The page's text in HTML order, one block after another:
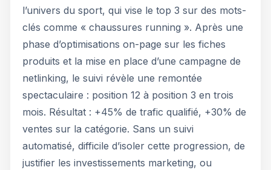
l’univers du sport, qui vise le top 3 sur des mots-
clés comme « chaussures running ». Après une
phase d’optimisations on-page sur les fiches
produits et la mise en place d’une campagne de
netlinking, le suivi révèle une remontée
spectaculaire : position 12 à position 3 en trois
mois. Résultat : +45% de trafic qualifié, +30% de
ventes sur la catégorie. Sans un suivi
automatisé, difficile d’isoler cette progression, de
justifier les investissements marketing, ou